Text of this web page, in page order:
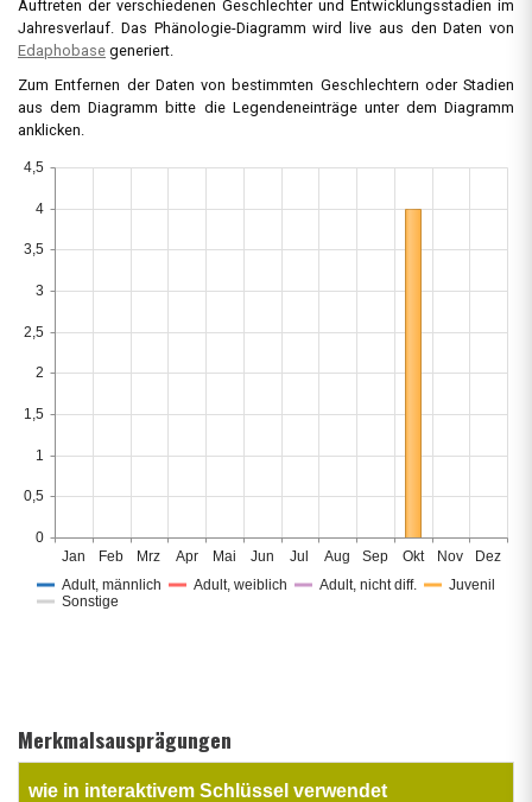
Auftreten der verschiedenen Geschlechter und Entwicklungsstadien im
Jahresverlauf. Das Phänologie-Diagramm wird live aus den Daten von
Edaphobase generiert.
Zum Entfernen der Daten von bestimmten Geschlechtern oder Stadien
aus dem Diagramm bitte die Legendeneinträge unter dem Diagramm
anklicken.
Jan Feb Mrz Apr Mai Jun Jul Aug Sep Okt Nov Dez
0
0,5
1
1,5
2
2,5
3
3,5
4
4,5
Adult, männlich Adult, weiblich Adult, nicht diff.
Juvenil
Sonstige
Merkmalsausprägungen
wie in interaktivem Schlüssel verwendet